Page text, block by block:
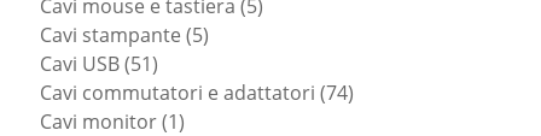
Cavi mouse e tastiera 5
Cavi stampante 55
Cavi USB 5151
prodotti
Cavi commutatori e adattatori 7474
Cavi monitor 11